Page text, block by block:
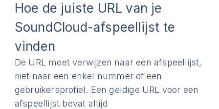
Hoe de juiste URL van je
SoundCloud-afspeellijst te
vinden
De URL moet verwijzen naar een afspeellijst,
niet naar een enkel nummer of een
gebruikersprofiel. Een geldige URL voor een
afspeellijst bevat altijd